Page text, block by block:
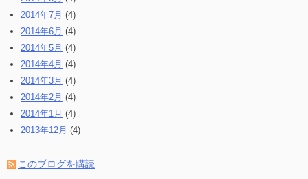
2014年7月 (4)
2014年6月 (4)
2014年5月 (4)
2014年4月 (4)
2014年3月 (4)
2014年2月 (4)
2014年1月 (4)
2013年12月 (4)
このブログを購読